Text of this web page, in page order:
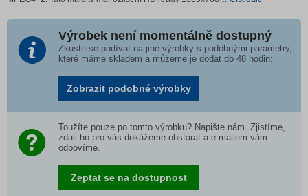
Výrobek není momentálně dostupný
Zkuste se podívat na jiné výrobky s podobnými parametry,
které máme skladem a můžeme je dodat do 48 hodin:
Zobrazit podobné výrobky
Toužíte pouze po tomto výrobku? Napište nám. Zjistíme,
zdali ho pro vás dokážeme obstarat a e-mailem vám
odpovíme.
Zeptat se na dostupnost